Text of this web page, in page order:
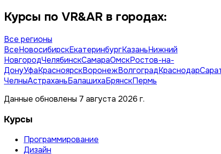
Курсы по VR&AR в городах:
Все регионы
ВсеНовосибирскЕкатеринбургКазаньНижний
НовгородЧелябинскСамараОмскРостов-на-
ДонуУфаКрасноярскВоронежВолгоградКраснодар
ЧелныАстраханьБалашихаБрянскПермь
Данные обновлены 7 августа 2026 г.
Курсы
Программирование
Дизайн